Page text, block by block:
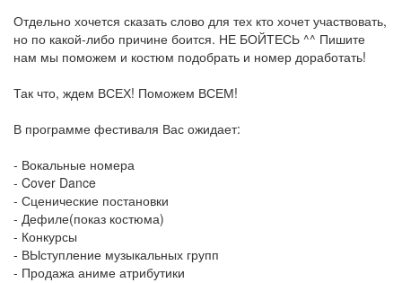
Отдельно хочется сказать слово для тех кто хочет участвовать,
но по какой-либо причине боится. НЕ БОЙТЕСЬ ^^ Пишите
нам мы поможем и костюм подобрать и номер доработать!
Так что, ждем ВСЕХ! Поможем ВСЕМ!
В программе фестиваля Вас ожидает:
- Вокальные номера
- Cover Dance
- Сценические постановки
- Дефиле(показ костюма)
- Конкурсы
- ВЫступление музыкальных групп
- Продажа аниме атрибутики